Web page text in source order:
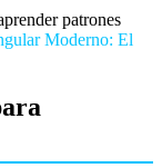
patrones
Moderno: El